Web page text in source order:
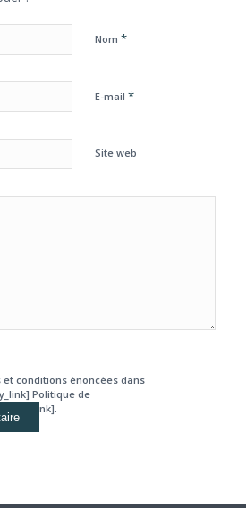
Nom *
E-mail *
Site web
et conditions énoncées dans
Politique de